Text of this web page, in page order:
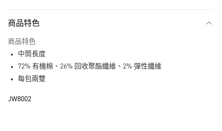
LINE Pay
商品特色
商品特色
中筒長度
72% 有機棉、26% 回收聚酯纖維、2% 彈性纖維
每包兩雙
JW8002